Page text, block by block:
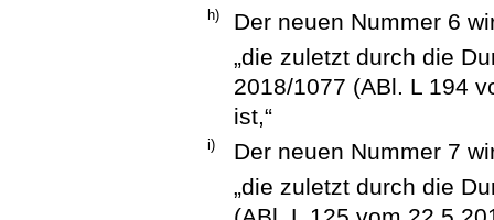
h)
Der neuen Nummer 6
„die zuletzt durch die
2018/1077 (ABl. L 194
ist,“
i)
Der neuen Nummer 7
„die zuletzt durch die